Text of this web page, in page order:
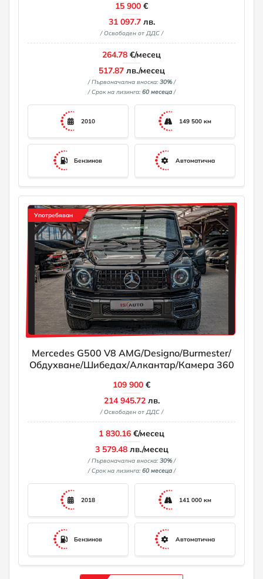
15 900 €
31 097.7лв.
/ Освободен от ДДС /
264.78 €/месец
517.87лв./месец
/ Първоначална вноска: 30%/
/ Срок на лизинга: 60 месеца/
2010 149 500 км
Бензинов Автоматична
Употребяван
Mercedes G500 V8 AMG/Designo/Burmester/
Обдухване/Шибедах/Алкантар/Камера 360
109 900 €
214 945.72лв.
/ Освободен от ДДС /
1 830.16 €/месец
3 579.48лв./месец
/ Първоначална вноска: 30%/
/ Срок на лизинга: 60 месеца/
2018 141 000 км
Бензинов Автоматична